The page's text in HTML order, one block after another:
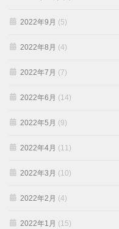
2022年9月 (5)
2022年8月 (4)
2022年7月 (7)
2022年6月 (14)
2022年5月 (9)
2022年4月 (11)
2022年3月 (10)
2022年2月 (4)
2022年1月 (15)